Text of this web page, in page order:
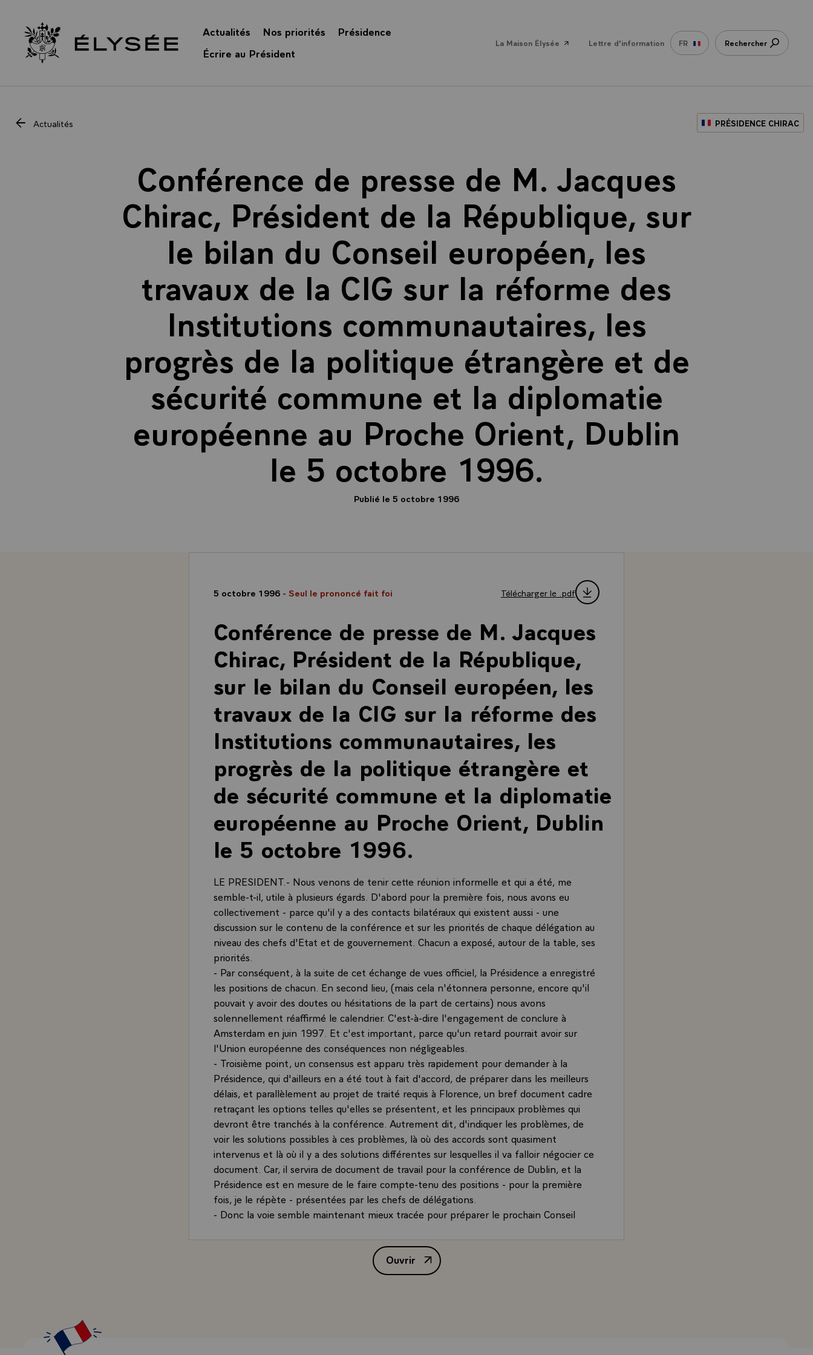
Retour à l’accueil Élysée
Actualités Nos priorités
Présidence
Écrire au Président
La Maison Élysée Lettre d'information FR Rechercher
Actualités PRÉSIDENCE CHIRAC
Conférence de presse de M. Jacques
Chirac, Président de la République, sur
le bilan du Conseil européen, les
travaux de la CIG sur la réforme des
Institutions communautaires, les
progrès de la politique étrangère et de
sécurité commune et la diplomatie
européenne au Proche Orient, Dublin
le 5 octobre 1996.
Publié le 5 octobre 1996
5 octobre 1996 - Seul le prononcé fait foi Télécharger le .pdf
Conférence de presse de M. Jacques
Chirac, Président de la République,
sur le bilan du Conseil européen, les
travaux de la CIG sur la réforme des
Institutions communautaires, les
progrès de la politique étrangère et
de sécurité commune et la diplomatie
européenne au Proche Orient, Dublin
le 5 octobre 1996.
LE PRESIDENT.- Nous venons de tenir cette réunion informelle et qui a été, me
semble-t-il, utile à plusieurs égards. D'abord pour la première fois, nous avons eu
collectivement - parce qu'il y a des contacts bilatéraux qui existent aussi - une
discussion sur le contenu de la conférence et sur les priorités de chaque délégation au
niveau des chefs d'Etat et de gouvernement. Chacun a exposé, autour de la table, ses
priorités.
- Par conséquent, à la suite de cet échange de vues officiel, la Présidence a enregistré
les positions de chacun. En second lieu, (mais cela n'étonnera personne, encore qu'il
pouvait y avoir des doutes ou hésitations de la part de certains) nous avons
solennellement réaffirmé le calendrier. C'est-à-dire l'engagement de conclure à
Amsterdam en juin 1997. Et c'est important, parce qu'un retard pourrait avoir sur
l'Union européenne des conséquences non négligeables.
- Troisième point, un consensus est apparu très rapidement pour demander à la
Présidence, qui d'ailleurs en a été tout à fait d'accord, de préparer dans les meilleurs
délais, et parallèlement au projet de traité requis à Florence, un bref document cadre
retraçant les options telles qu'elles se présentent, et les principaux problèmes qui
devront être tranchés à la conférence. Autrement dit, d'indiquer les problèmes, de
voir les solutions possibles à ces problèmes, là où des accords sont quasiment
intervenus et là où il y a des solutions différentes sur lesquelles il va falloir négocier ce
document. Car, il servira de document de travail pour la conférence de Dublin, et la
Présidence est en mesure de le faire compte-tenu des positions - pour la première
fois, je le répète - présentées par les chefs de délégations.
- Donc la voie semble maintenant mieux tracée pour préparer le prochain Conseil
concertées avec un certain nombre de leurs partenaires, prendront une initiative
commune, comme nous l'avons fait dans le passé, pour contribuer à la négociation de
façon aussi raisonnable et forte que possible.\
Ouvrir
Conférence de presse de M. Jacques Chirac, Président de la République, sur le bilan